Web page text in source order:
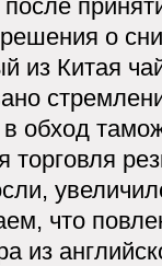
решения о
из Китая
обход
торговля
что
из